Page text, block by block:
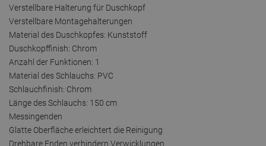
Verstellbare Halterung für Duschkopf
Verstellbare Montagehalterungen
Material des Duschkopfes: Kunststoff
Duschkopffinish: Chrom
Anzahl der Funktionen: 1
Material des Schlauchs: PVC
Schlauchfinish: Chrom
Länge des Schlauchs: 150 cm
Messingenden
Glatte Oberfläche erleichtert die Reinigung
Drehbare Enden verhindern Verwicklungen